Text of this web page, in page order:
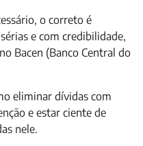
o correto é
e com credibilidade,
Bacen (Banco Central do
eliminar dívidas com
e estar ciente de
nele.